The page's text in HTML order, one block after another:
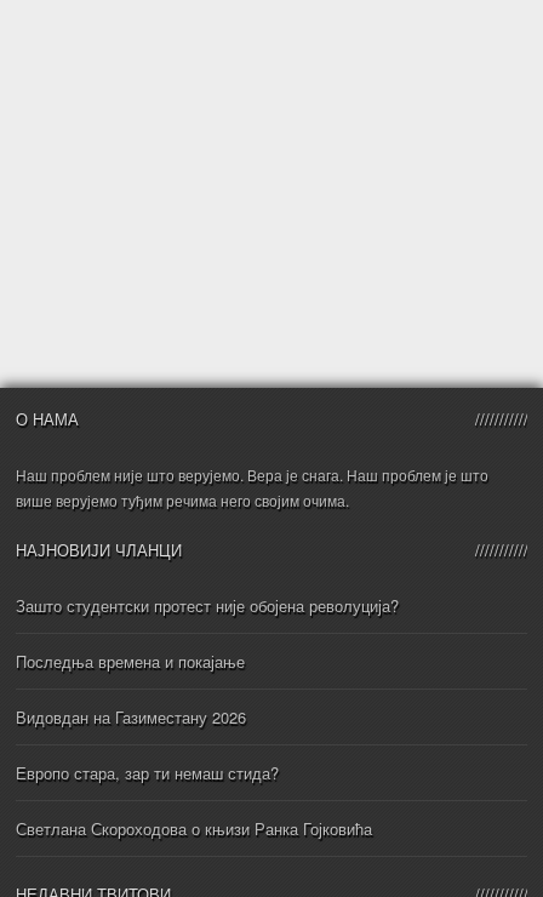
О НАМА
Наш проблем није што верујемо. Вера је снага. Наш проблем је што
више верујемо туђим речима него својим очима.
НАЈНОВИЈИ ЧЛАНЦИ
Зашто студентски протест није обојена револуција?
Последња времена и покајање
Видовдан на Газиместану 2026
Европо стара, зар ти немаш стида?
Светлана Скороходова о књизи Ранка Гојковића